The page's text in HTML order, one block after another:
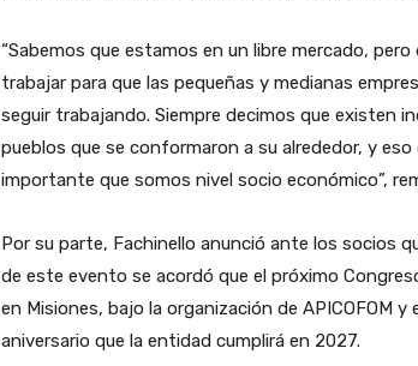
“Sabemos que estamos en un libre mercado,
trabajar para que las pequeñas y medianas
seguir trabajando. Siempre decimos que existen
pueblos que se conformaron a su alrededor, y
importante que somos nivel socio económico”,
Por su parte, Fachinello anunció ante los socios
de este evento se acordó que el próximo
en Misiones, bajo la organización de APICOFOM y
aniversario que la entidad cumplirá en 2027.